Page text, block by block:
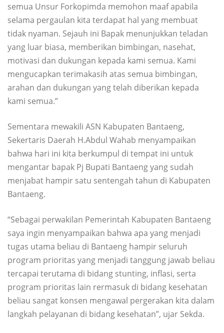
semua Unsur Forkopimda memohon maaf apabila
selama pergaulan kita terdapat hal yang membuat
tidak nyaman. Sejauh ini Bapak menunjukkan teladan
yang luar biasa, memberikan bimbingan, nasehat,
motivasi dan dukungan kepada kami semua. Kami
mengucapkan terimakasih atas semua bimbingan,
arahan dan dukungan yang telah diberikan kepada
kami semua.”
Sementara mewakili ASN Kabupaten Bantaeng,
Sekertaris Daerah H.Abdul Wahab menyampaikan
bahwa hari ini kita berkumpul di tempat ini untuk
mengantar bapak Pj Bupati Bantaeng yang sudah
menjabat hampir satu sentengah tahun di Kabupaten
Bantaeng.
“Sebagai perwakilan Pemerintah Kabupaten Bantaeng
saya ingin menyampaikan bahwa apa yang menjadi
tugas utama beliau di Bantaeng hampir seluruh
program prioritas yang menjadi tanggung jawab beliau
tercapai terutama di bidang stunting, inflasi, serta
program prioritas lain rermasuk di bidang kesehatan
beliau sangat konsen mengawal pergerakan kita dalam
langkah pelayanan di bidang kesehatan”, ujar Sekda.